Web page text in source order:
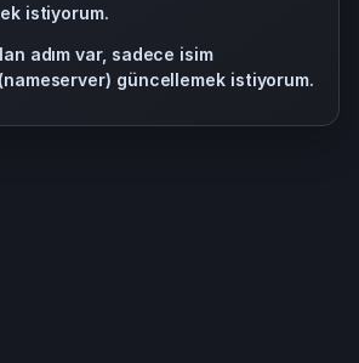
istiyorum.
adım var, sadece isim
güncellemek istiyorum.